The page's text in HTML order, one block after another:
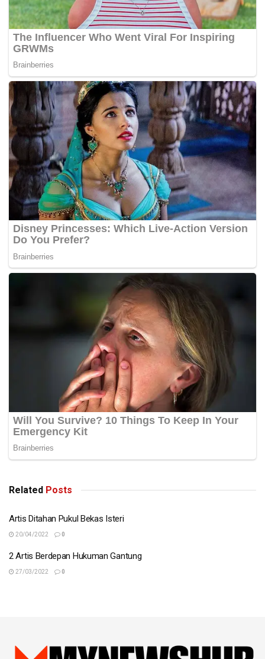
Tags: Artis
Related Posts
Artis Ditahan Pukul Bekas Isteri
20/04/2022 0
2 Artis Berdepan Hukuman Gantung
27/03/2022 0